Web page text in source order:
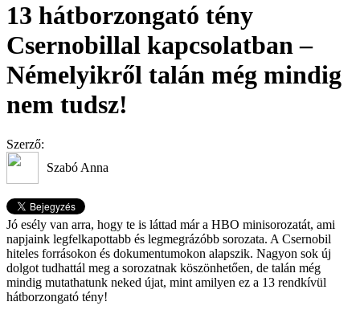
13 hátborzongató tény
Csernobillal kapcsolatban –
Némelyikről talán még mindig
nem tudsz!
Szerző:
Szabó Anna
Jó esély van arra, hogy te is láttad már a HBO minisorozatát, ami
napjaink legfelkapottabb és legmegrázóbb sorozata. A Csernobil
hiteles forrásokon és dokumentumokon alapszik. Nagyon sok új
dolgot tudhattál meg a sorozatnak köszönhetően, de talán még
mindig mutathatunk neked újat, mint amilyen ez a 13 rendkívül
hátborzongató tény!